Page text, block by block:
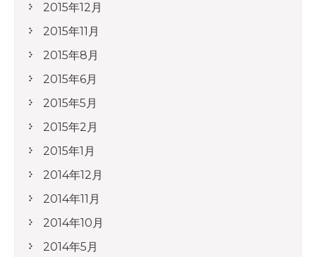
2015年12月
2015年11月
2015年8月
2015年6月
2015年5月
2015年2月
2015年1月
2014年12月
2014年11月
2014年10月
2014年5月